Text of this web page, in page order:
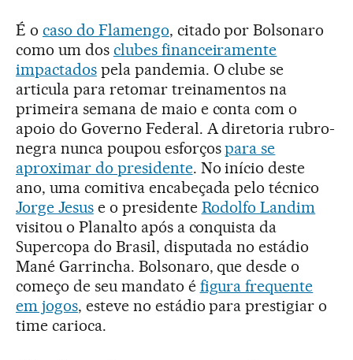
É o caso do Flamengo, citado por Bolsonaro
como um dos clubes financeiramente
impactadospela pandemia. O clube se
articula para retomar treinamentos na
primeira semana de maio e conta com o
apoio do Governo Federal. A diretoria rubro-
negra nunca poupou esforçospara se
aproximar do presidente. No início deste
ano, uma comitiva encabeçada pelo técnico
Jorge Jesuse o presidente Rodolfo Landim
visitou o Planalto após a conquista da
Supercopa do Brasil, disputada no estádio
Mané Garrincha. Bolsonaro, que desde o
começo de seu mandato é figura frequente
em jogos, esteve no estádio para prestigiar o
time carioca.